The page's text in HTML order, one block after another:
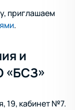
приглашаем
.
и
«БСЗ»
19, кабинет №7.